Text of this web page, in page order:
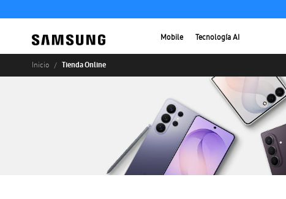
Mobile Tecnología AI
Inicio Tienda Online